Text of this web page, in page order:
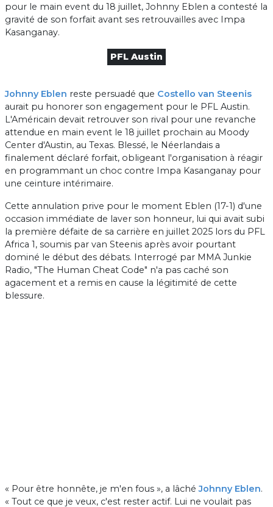
pour le main event du 18 juillet, Johnny Eblen a contesté la
gravité de son forfait avant ses retrouvailles avec Impa
Kasanganay.
PFL Austin
Johnny Eblen reste persuadé que Costello van Steenis
aurait pu honorer son engagement pour le PFL Austin.
L'Américain devait retrouver son rival pour une revanche
attendue en main event le 18 juillet prochain au Moody
Center d'Austin, au Texas. Blessé, le Néerlandais a
finalement déclaré forfait, obligeant l'organisation à réagir
en programmant un choc contre Impa Kasanganay pour
une ceinture intérimaire.
Cette annulation prive pour le moment Eblen (17-1) d'une
occasion immédiate de laver son honneur, lui qui avait subi
la première défaite de sa carrière en juillet 2025 lors du PFL
Africa 1, soumis par van Steenis après avoir pourtant
dominé le début des débats. Interrogé par MMA Junkie
Radio, "The Human Cheat Code" n'a pas caché son
agacement et a remis en cause la légitimité de cette
blessure.
« Pour être honnête, je m'en fous », a lâchéJohnny Eblen.
« Tout ce que je veux, c'est rester actif. Lui ne voulait pas